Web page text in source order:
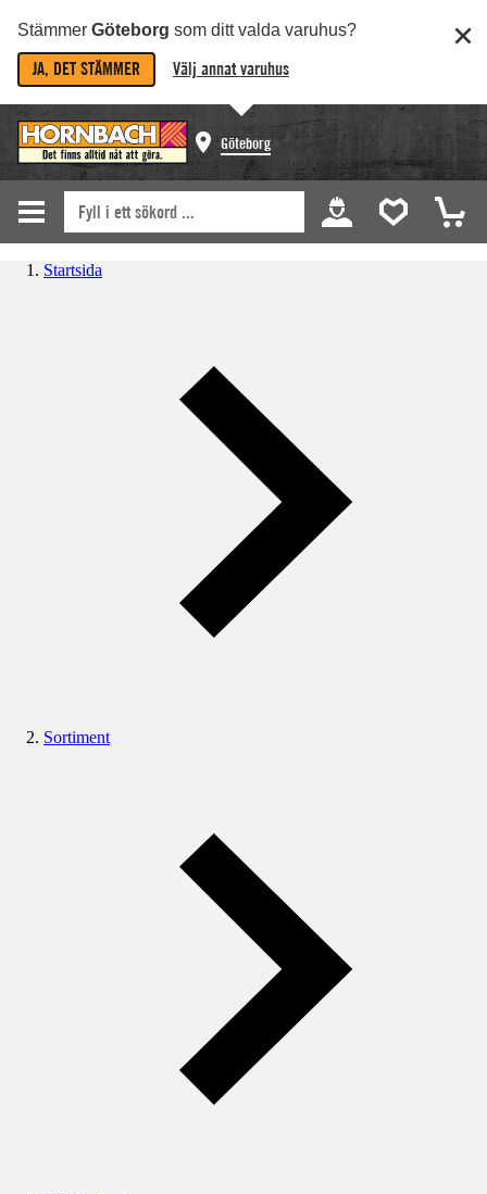
Stämmer Göteborg som ditt valda varuhus?
JA, DET STÄMMER Välj annat varuhus
Göteborg
Startsida
Sortiment